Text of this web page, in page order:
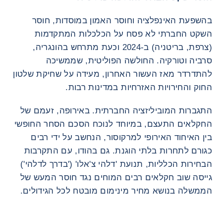
בהשפעת האינפלציה וחוסר האמון במוסדות, חוסר
השקט החברתי לא פסח על הכלכלות המתקדמות
(צרפת, בריטניה) ב-2024 וכעת מתרחש בהונגריה,
סרביה וטורקיה. החולשה הפוליטית, שממשיכה
להתדרדר מאז העשור האחרון, מעידה על שחיקת שלטון
החוק והחירויות האזרחיות במדינות רבות.
התגברות המוביליזציה החברתית. באירופה, זעמם של
החקלאים התעצם, במיוחד לנוכח הסכם הסחר החופשי
בין האיחוד האירופי למרקוסור, הנחשב על ידי רבים
כגורם לתחרות בלתי הוגנת. גם בהודו, עם התקרבות
הבחירות הכלליות, תנועת 'דלהי צ'אלו' ('בדרך לדלהי')
גייסה שוב חקלאים רבים המוחים נגד חוסר המעש של
הממשלה בנושא מחיר מינימום מובטח לכל הגידולים.